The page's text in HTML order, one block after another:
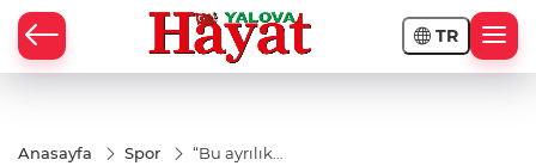
TR
Anasayfa Spor
“Bu ayrılık